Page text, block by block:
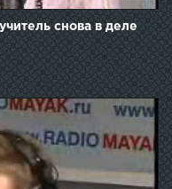
снова в деле